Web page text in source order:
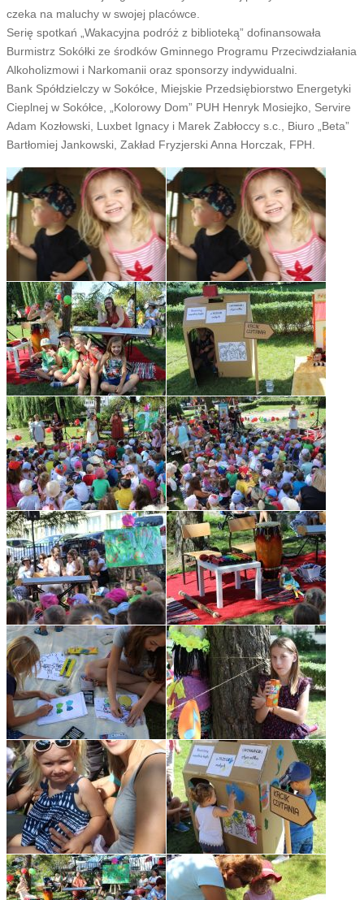
czeka na maluchy w swojej placówce.
Serię spotkań „Wakacyjna podróż z biblioteką” dofinansowała
Burmistrz Sokółki ze środków Gminnego Programu Przeciwdziałania
Alkoholizmowi i Narkomanii oraz sponsorzy indywidualni.
Bank Spółdzielczy w Sokółce, Miejskie Przedsiębiorstwo Energetyki
Cieplnej w Sokółce, „Kolorowy Dom” PUH Henryk Mosiejko, Servire
Adam Kozłowski, LuxbetIgnacy i Marek Zabłoccy s.c., Biuro „Beta”
Bartłomiej Jankowski, Zakład Fryzjerski Anna Horczak, FPH